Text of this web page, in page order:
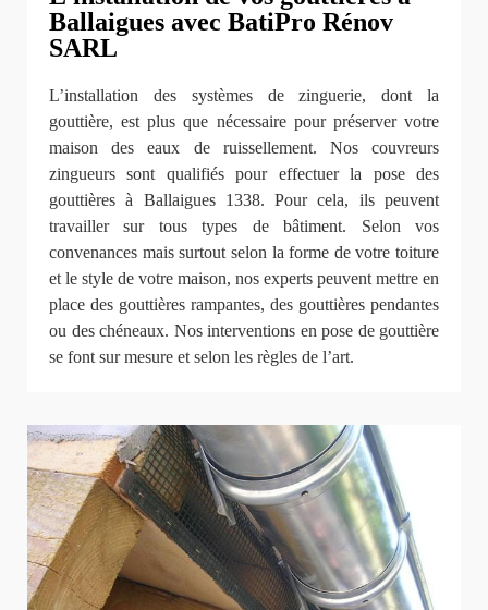
Ballaigues avec BatiPro Rénov
SARL
L’installation des systèmes de zinguerie, dont la
gouttière, est plus que nécessaire pour préserver votre
maison des eaux de ruissellement. Nos couvreurs
zingueurs sont qualifiés pour effectuer la pose des
gouttières à Ballaigues 1338. Pour cela, ils peuvent
travailler sur tous types de bâtiment. Selon vos
convenances mais surtout selon la forme de votre toiture
et le style de votre maison, nos experts peuvent mettre en
place des gouttières rampantes, des gouttières pendantes
ou des chéneaux. Nos interventions en pose de gouttière
se font sur mesure et selon les règles de l’art.